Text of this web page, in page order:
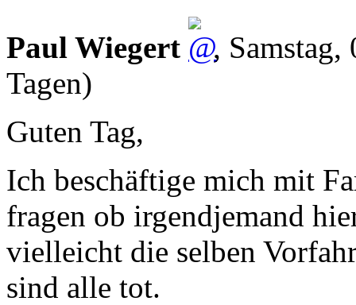
Paul Wiegert ,
Tagen)
Guten Tag,
Ich beschäftige mich mit
fragen ob irgendjemand
vielleicht die selben
sind alle tot.